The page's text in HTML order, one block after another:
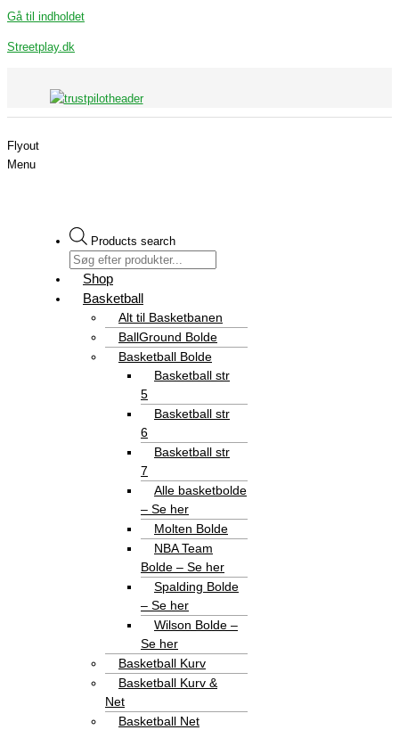
Gå til indholdet
Streetplay.dk
Flyout
Menu
Products search
Shop
Basketball
Alt til Basketbanen
BallGround Bolde
Basketball Bolde
Basketball str
5
Basketball str
6
Basketball str
7
Alle basketbolde
– Se her
Molten Bolde
NBA Team
Bolde – Se her
Spalding Bolde
– Se her
Wilson Bolde –
Se her
Basketball Kurv
Basketball Kurv &
Net
Basketball Net